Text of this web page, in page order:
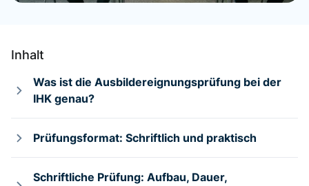
Inhalt
Was ist die Ausbildereignungsprüfung bei der
IHK genau?
Prüfungsformat: Schriftlich und praktisch
Schriftliche Prüfung: Aufbau, Dauer,